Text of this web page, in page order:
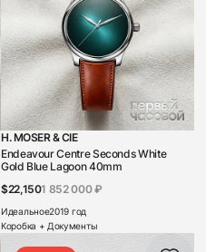
H. MOSER & CIE
Endeavour Centre Seconds White
Gold Blue Lagoon 40mm
$22,1501 852 000 ₽
Идеальное2019 год
Коробка + Документы